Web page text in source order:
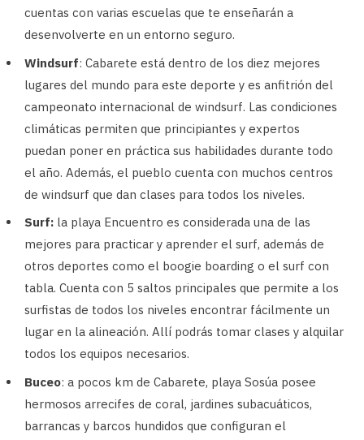
cuentas con varias escuelas que te enseñarán a
desenvolverte en un entorno seguro.
Windsurf: Cabarete está dentro de los diez mejores
lugares del mundo para este deporte y es anfitrión del
campeonato internacional de windsurf. Las condiciones
climáticas permiten que principiantes y expertos
puedan poner en práctica sus habilidades durante todo
el año. Además, el pueblo cuenta con muchos centros
de windsurf que dan clases para todos los niveles.
Surf: la playa Encuentro es considerada una de las
mejores para practicar y aprender el surf, además de
otros deportes como el boogie boarding o el surf con
tabla. Cuenta con 5 saltos principales que permite a los
surfistas de todos los niveles encontrar fácilmente un
lugar en la alineación. Allí podrás tomar clases y alquilar
todos los equipos necesarios.
Buceo: a pocos km de Cabarete, playa Sosúa posee
hermosos arrecifes de coral, jardines subacuáticos,
barrancas y barcos hundidos que configuran el